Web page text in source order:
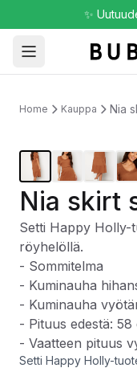
✨
Home Kauppa Nia
Nia skirt
Setti Happy Holly-
röyhelöllä.
- Sommitelma
- Kuminauha
- Kuminauha
- Pituus edestä:
- Vaatteen pituus
Setti Happy Holly-